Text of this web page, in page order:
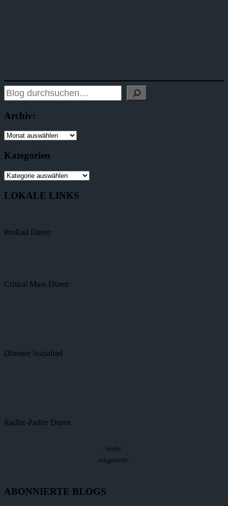
Archiv:
Kategorien
LOKALE LINKS
ProRad Düren
Critical Mass Düren
Dürener Sozialrad
Radler-Padler Düren
…leider
eingestellt.
ABONNIERTE BLOGS